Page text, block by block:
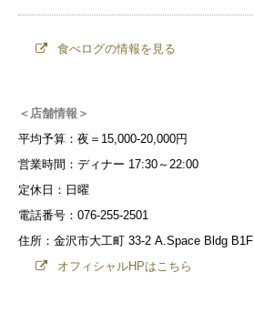
食べログの情報を見る
＜店舗情報＞
平均予算：夜＝15,000-20,000円
営業時間：ディナー 17:30～22:00
定休日：日曜
電話番号：076-255-2501
住所：金沢市大工町 33-2 A.Space Bldg B1F
オフィシャルHPはこちら